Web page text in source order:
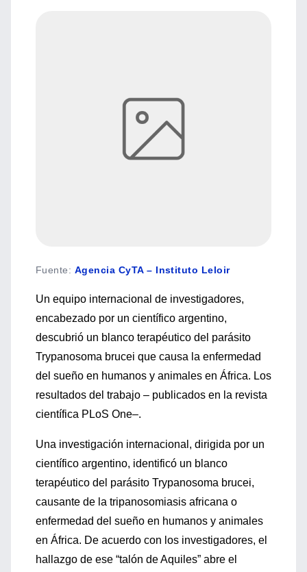
Fuente: Agencia CyTA – Instituto Leloir
Un equipo internacional de investigadores,
encabezado por un científico argentino,
descubrió un blanco terapéutico del parásito
Trypanosoma brucei que causa la enfermedad
del sueño en humanos y animales en África. Los
resultados del trabajo – publicados en la revista
científica PLoS One–.
Una investigación internacional, dirigida por un
científico argentino, identificó un blanco
terapéutico del parásito Trypanosoma brucei,
causante de la tripanosomiasis africana o
enfermedad del sueño en humanos y animales
en África. De acuerdo con los investigadores, el
hallazgo de ese “talón de Aquiles” abre el